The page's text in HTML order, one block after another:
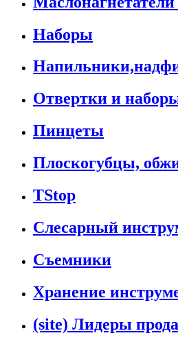
Наборы
Отвертки и
Пинцеты
Плоскогубцы,
TStop
Слесарный
Съемники
Хранение
(site) Лидеры